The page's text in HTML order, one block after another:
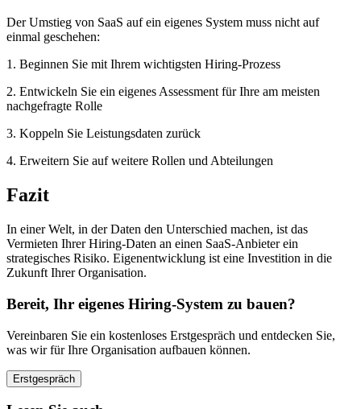
Der Umstieg von SaaS auf ein eigenes System muss nicht auf
einmal geschehen:
1. Beginnen Sie mit Ihrem wichtigsten Hiring-Prozess
2. Entwickeln Sie ein eigenes Assessment für Ihre am meisten
nachgefragte Rolle
3. Koppeln Sie Leistungsdaten zurück
4. Erweitern Sie auf weitere Rollen und Abteilungen
Fazit
In einer Welt, in der Daten den Unterschied machen, ist das
Vermieten Ihrer Hiring-Daten an einen SaaS-Anbieter ein
strategisches Risiko. Eigenentwicklung ist eine Investition in die
Zukunft Ihrer Organisation.
Bereit, Ihr eigenes Hiring-System zu bauen?
Vereinbaren Sie ein kostenloses Erstgespräch und entdecken Sie,
was wir für Ihre Organisation aufbauen können.
Erstgespräch